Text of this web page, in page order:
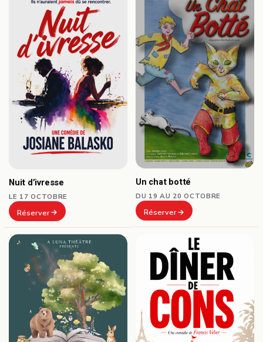
Nuit d’ivresse
LE 17 OCTOBRE
Réserver
Un chat botté
DU 19 AU 20 OCTOBRE
Réserver